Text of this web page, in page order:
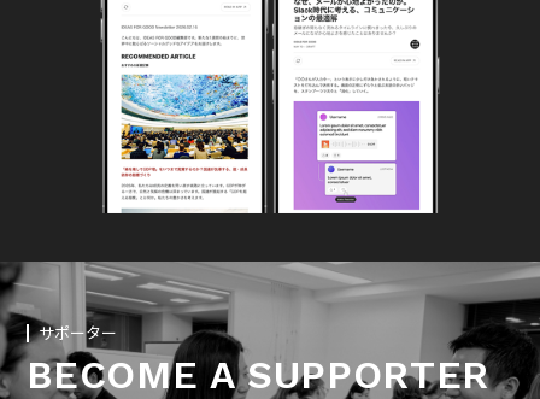
サポーター
BECOME A SUPPORTER